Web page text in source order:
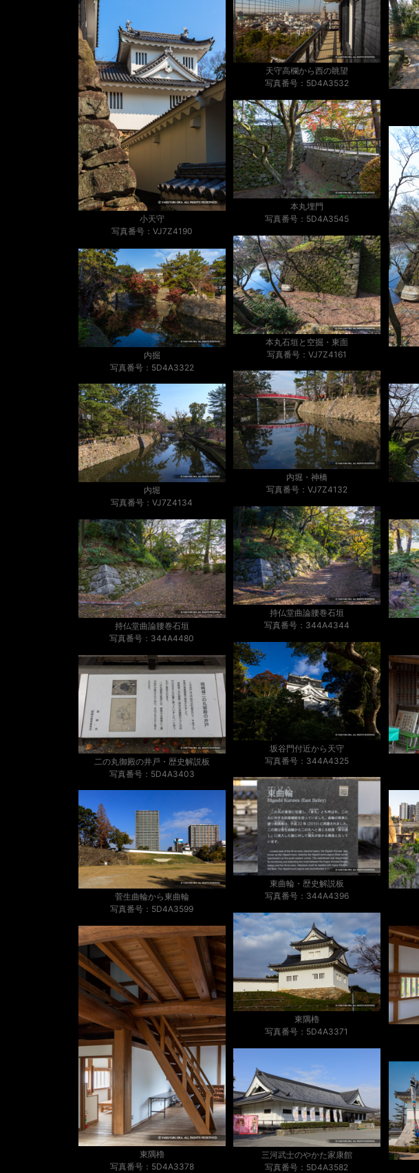
天守高欄から西の眺望
写真番号：5D4A3532
小天守
写真番号：VJ7Z4190
本丸埋門
写真番号：5D4A3545
本丸石垣と空掘・東面
写真番号：VJ7Z4161
内掘
写真番号：5D4A3322
内堀・神橋
写真番号：VJ7Z4132
内堀
写真番号：VJ7Z4134
持仏堂曲論腰巻石垣
写真番号：344A4344
持仏堂曲論腰巻石垣
写真番号：344A4480
坂谷門付近から天守
写真番号：344A4325
二の丸御殿の井戸・歴史解説板
写真番号：5D4A3403
東曲輪・歴史解説板
写真番号：344A4396
菅生曲輪から東曲輪
写真番号：5D4A3599
東隅櫓
写真番号：5D4A3371
東隅櫓
写真番号：5D4A3378
三河武士のやかた家康館
写真番号：5D4A3582